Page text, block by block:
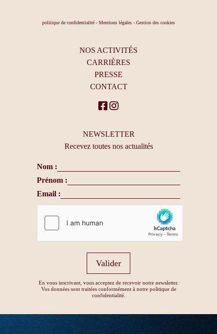
NOS ACTIVITÉS
CARRIÈRES
PRESSE
CONTACT
politique de confidentialité - Mentions légales - Gestion des cookies
NEWSLETTER
Recevez toutes nos actualités
Nom :
Prénom :
Email :
Valider
En vous inscrivant, vous acceptez de recevoir notre newsletter.
Vos données sont traitées conformément à notre politique de
confidentialité.